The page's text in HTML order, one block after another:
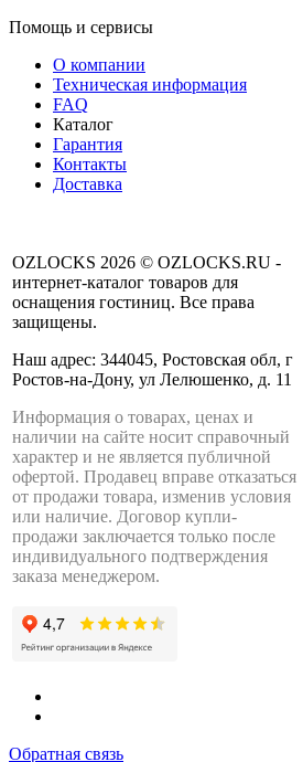
Помощь и сервисы
О компании
Техническая информация
FAQ
Каталог
Гарантия
Контакты
Доставка
OZLOCKS 2026 © OZLOCKS.RU -
интернет-каталог товаров для
оснащения гостиниц. Все права
защищены.
Наш адрес: 344045, Ростовская обл, г
Ростов-на-Дону, ул Лелюшенко, д. 11
Информация о товарах, ценах и
наличии на сайте носит справочный
характер и не является публичной
офертой. Продавец вправе отказаться
от продажи товара, изменив условия
или наличие. Договор купли-
продажи заключается только после
индивидуального подтверждения
заказа менеджером.
Обратная связь